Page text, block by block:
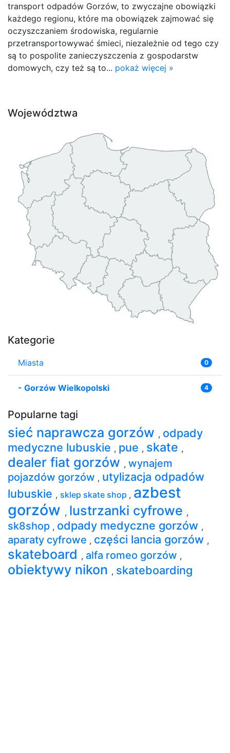
transport odpadów Gorzów, to zwyczajne obowiązki
każdego regionu, które ma obowiązek zajmować się
oczyszczaniem środowiska, regularnie
przetransportowywać śmieci, niezależnie od tego czy
są to pospolite zanieczyszczenia z gospodarstw
domowych, czy też są to... pokaż więcej »
Województwa
Kategorie
Miasta 0
- Gorzów Wielkopolski 4
Popularne tagi
sieć naprawcza gorzów , odpady
medyczne lubuskie , pue , skate ,
dealer fiat gorzów , wynajem
pojazdów gorzów , utylizacja odpadów
lubuskie , sklep skate shop , azbest
gorzów , lustrzanki cyfrowe ,
sk8shop , odpady medyczne gorzów ,
aparaty cyfrowe , części lancia gorzów ,
skateboard , alfa romeo gorzów ,
obiektywy nikon , skateboarding